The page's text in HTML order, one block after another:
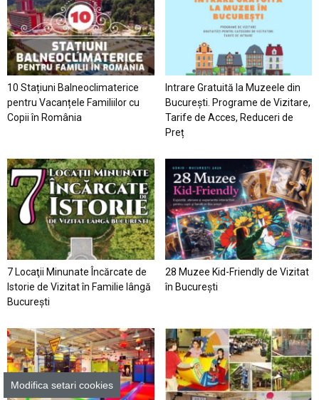
10 Stațiuni Balneoclimaterice
pentru Vacanțele Familiilor cu
Copii în România
Intrare Gratuită la Muzeele din
București. Programe de Vizitare,
Tarife de Acces, Reduceri de
Preț
7 Locaţii Minunate Încărcate de
Istorie de Vizitat în Familie lângă
București
28 Muzee Kid-Friendly de Vizitat
în București
Modifica setari cookies